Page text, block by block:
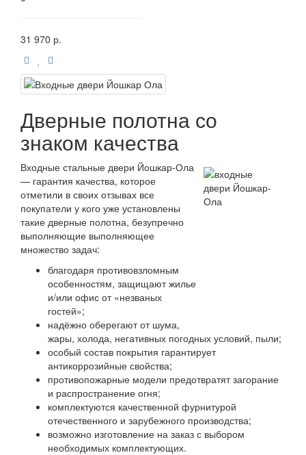
31 970 р.
Дверные полотна со
знаком качества
Входные стальные двери Йошкар-Ола
— гарантия качества, которое
отметили в своих отзывах все
покупатели у кого уже установлены
такие дверные полотна, безупречно
выполняющие выполняющее
множество задач:
благодаря противовзломным
особенностям, защищают жилье
и/или офис от «незваных
гостей»;
надёжно оберегают от шума,
жары, холода, негативных погодных условий, пыли;
особый состав покрытия гарантирует
антикоррозийные свойства;
противопожарные модели предотвратят загорание
и распространение огня;
комплектуются качественной фурнитурой
отечественного и зарубежного производства;
возможно изготовление на заказ с выбором
необходимых комплектующих.